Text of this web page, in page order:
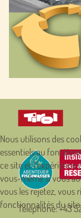
Téléphone:+43
Nous utilisons des
essentiels au
ce site et
vous-même si vous
vous les rejetez, vous
fonctionnalités du site.